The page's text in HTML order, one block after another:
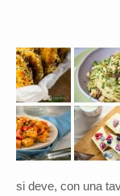
si deve, con una